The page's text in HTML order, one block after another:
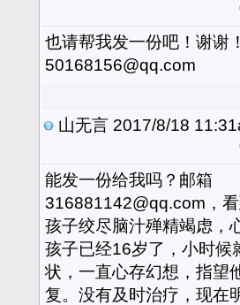
也请帮我发一份吧！谢谢！
50168156@qq.com
山无言 2017/8/18
能发一份给我吗？邮箱
316881142@qq.com，
孩子绞尽脑汁殚精竭虑，
孩子已经16岁了，小时候
状，一直心存幻想，指望
复。没有及时治疗，现在